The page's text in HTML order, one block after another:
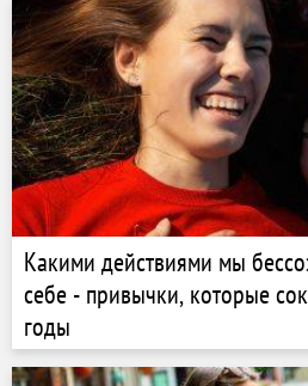
Какими действиями мы
себе - привычки, которые
годы